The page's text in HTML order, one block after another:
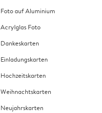
Foto auf Aluminium
Acrylglas Foto
Dankeskarten
Einladungskarten
Hochzeitskarten
Weihnachtskarten
Neujahrskarten